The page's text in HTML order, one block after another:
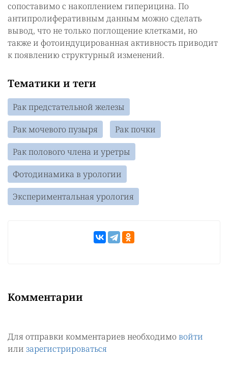
сопоставимо с накоплением гиперицина. По
антипролиферативным данным можно сделать
вывод, что не только поглощение клетками, но
также и фотоиндуцированная активность приводит
к появлению структурный изменений.
Тематики и теги
Рак предстательной железы
Рак мочевого пузыря
Рак почки
Рак полового члена и уретры
Фотодинамика в урологии
Экспериментальная урология
Комментарии
Для отправки комментариев необходимо войти
или зарегистрироваться